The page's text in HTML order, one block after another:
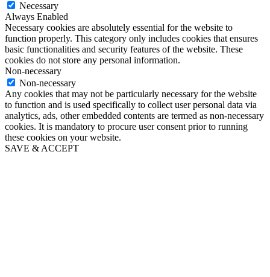
Necessary
Always Enabled
Necessary cookies are absolutely essential for the website to
function properly. This category only includes cookies that ensures
basic functionalities and security features of the website. These
cookies do not store any personal information.
Non-necessary
Non-necessary
Any cookies that may not be particularly necessary for the website
to function and is used specifically to collect user personal data via
analytics, ads, other embedded contents are termed as non-necessary
cookies. It is mandatory to procure user consent prior to running
these cookies on your website.
SAVE & ACCEPT